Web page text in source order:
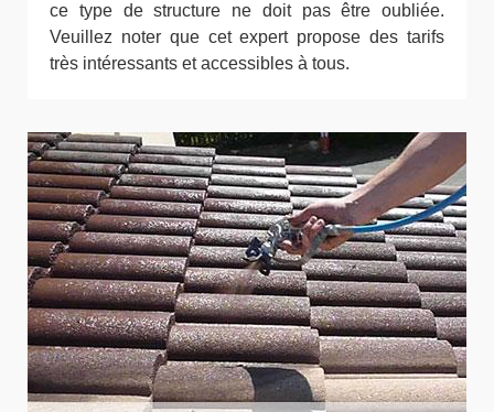
ce type de structure ne doit pas être oubliée.
Veuillez noter que cet expert propose des tarifs
très intéressants et accessibles à tous.